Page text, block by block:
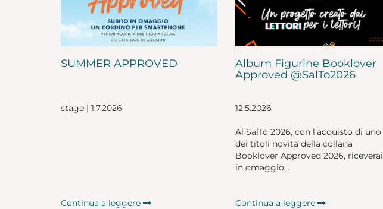
SUMMER APPROVED
stage | 1.7.2026
Continua a leggere
Album Figurine Booklover
Approved @SalTo2026
12.5.2026
Al SalTo 2026, con l’acquisto di uno
dei titoli novità della collana
Booklover Approved 2026, riceverai
in omaggio...
Continua a leggere